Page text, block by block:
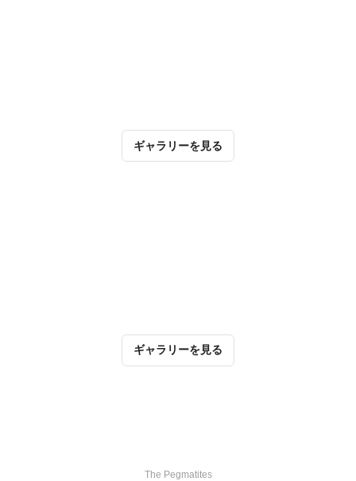
ギャラリーを見る
ギャラリーを見る
THE PEGMATITES
The Pegmatites